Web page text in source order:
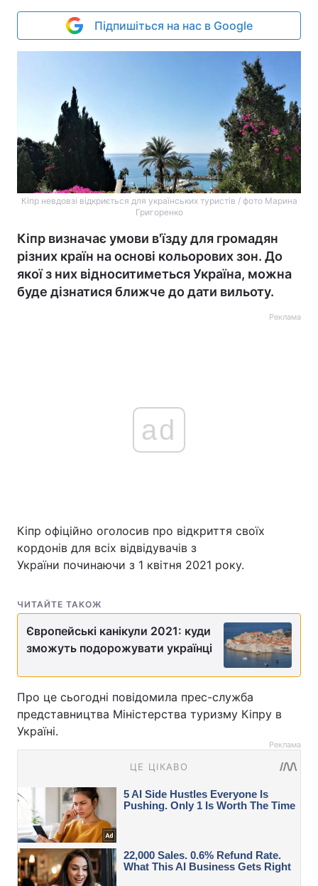
Підпишіться на нас в Google
Кіпр невдовзі відкриється для українських туристів / фото Марина
Григоренко
Кіпр визначає умови в'їзду для громадян
різних країн на основі кольорових зон. До
якої з них відноситиметься Україна, можна
буде дізнатися ближче до дати вильоту.
Реклама
ad
Кіпр офіційно оголосив про відкриття своїх
кордонів для всіх відвідувачів з
України починаючи з 1 квітня 2021 року.
ЧИТАЙТЕ ТАКОЖ
Європейські канікули 2021: куди
зможуть подорожувати українці
Про це сьогодні повідомила прес-служба
представництва Міністерства туризму Кіпру в
Україні.
Реклама